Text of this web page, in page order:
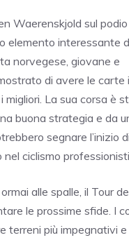
Waerenskjold sul podio
elemento interessante
norvegese, giovane e
di avere le carte
migliori. La sua corsa è
buona strategia e da
segnare l’inizio
ciclismo
alle spalle, il Tour
le prossime sfide. I
terreni più impegnativi e